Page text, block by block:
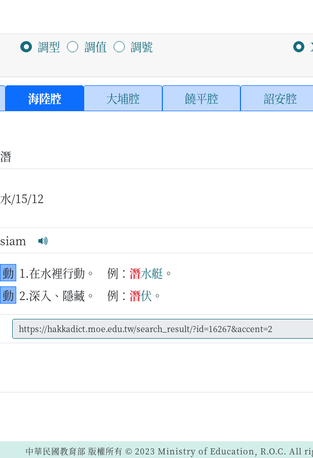
調型 調值 調號
海陸腔 大埔腔 饒平腔 詔安腔
潛
水/15/12
siam
動 1.在水裡行動。 例： 潛水艇 。
動 2.深入、隱藏。 例： 潛伏 。
中華民國教育部 版權所有 © 2023 Ministry of Education, R.O.C. All